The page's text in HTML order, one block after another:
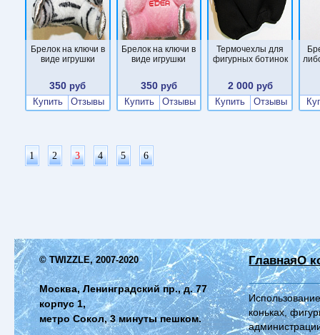
Брелок на ключи в
виде игрушки
350 руб
Купить
Отзывы
Брелок на ключи в
виде игрушки
350 руб
Купить
Отзывы
Термочехлы для
фигурных ботинок
2 000руб
Купить
Отзывы
1 2 3 4 5 6
© TWIZZLE, 2007-2020
Москва, Ленинградский пр., д. 77
корпус 1,
метро Сокол, 3 минуты пешком.
ГлавнаяО
коньках,